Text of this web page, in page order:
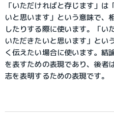
「いただければと存じます」
いと思います」という意味で、
したりする際に使います。「い
いただきたいと思います」とい
く伝えたい場合に使います。結
を表すための表現であり、後者
志を表明するための表現です。